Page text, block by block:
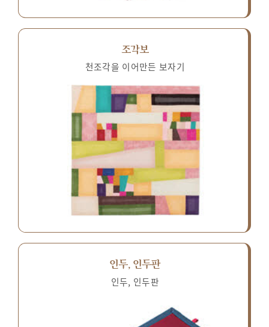
조각보
천조각을 이어만든 보자기
인두, 인두판
인두, 인두판